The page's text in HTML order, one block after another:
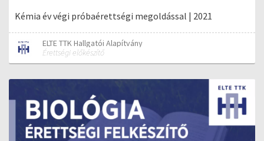
Kémia év végi próbaérettségi megoldással | 2021
ELTE TTK Hallgatói Alapítvány
Érettségi előkészítő